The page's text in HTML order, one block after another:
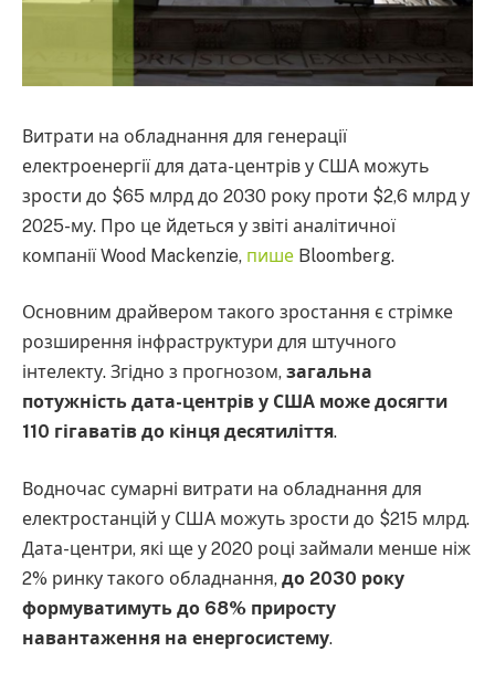
Витрати на обладнання для генерації
електроенергії для дата-центрів у США можуть
зрости до $65 млрд до 2030 року проти $2,6 млрд у
2025-му. Про це йдеться у звіті аналітичної
компанії Wood Mackenzie, пише Bloomberg.
Основним драйвером такого зростання є стрімке
розширення інфраструктури для штучного
інтелекту. Згідно з прогнозом, загальна
потужність дата-центрів у США може досягти
110 гігаватів до кінця десятиліття.
Водночас сумарні витрати на обладнання для
електростанцій у США можуть зрости до $215 млрд.
Дата-центри, які ще у 2020 році займали менше ніж
2% ринку такого обладнання, до 2030 року
формуватимуть до 68% приросту
навантаження на енергосистему.